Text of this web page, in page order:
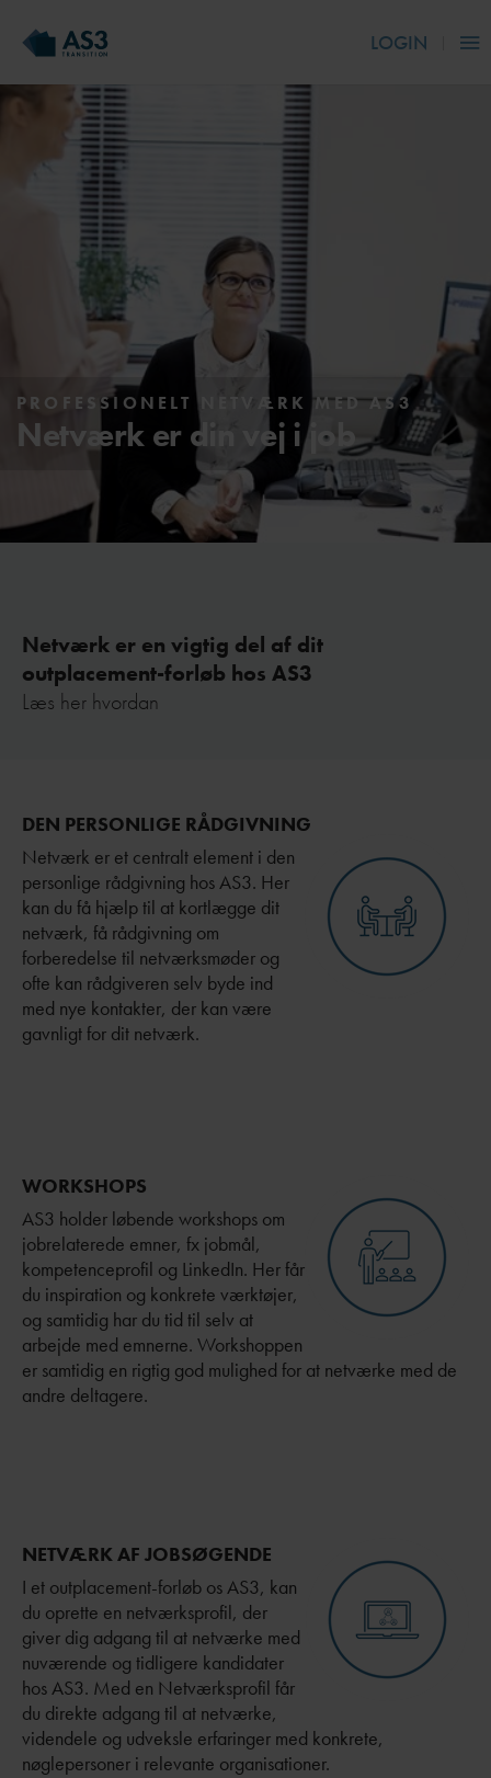
LOGIN
PROFESSIONELT NETVÆRK MED AS3
Netværk er din vej i job
Netværk er en vigtig del af dit
outplacement-forløb hos AS3
Læs her hvordan
DEN PERSONLIGE RÅDGIVNING
Netværk er et centralt element i den
personlige rådgivning hos AS3. Her
kan du få hjælp til at kortlægge dit
netværk, få rådgivning om
forberedelse til netværksmøder og
ofte kan rådgiveren selv byde ind
med nye kontakter, der kan være
gavnligt for dit netværk.
WORKSHOPS
AS3 holder løbende workshops om
jobrelaterede emner, fx jobmål,
kompetenceprofil og LinkedIn. Her får
du inspiration og konkrete værktøjer,
og samtidig har du tid til selv at
arbejde med emnerne. Workshoppen
er samtidig en rigtig god mulighed for at netværke med de
andre deltagere.
NETVÆRK AF JOBSØGENDE
I et outplacement-forløb os AS3, kan
du oprette en netværksprofil, der
giver dig adgang til at netværke med
nuværende og tidligere kandidater
hos AS3. Med en Netværksprofil får
du direkte adgang til at netværke,
videndele og udveksle erfaringer med konkrete,
nøglepersoner i relevante organisationer.